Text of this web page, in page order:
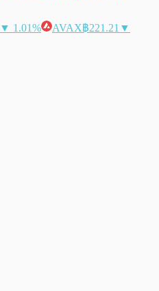
▼ 1.01% AVAX฿221.21 ▼